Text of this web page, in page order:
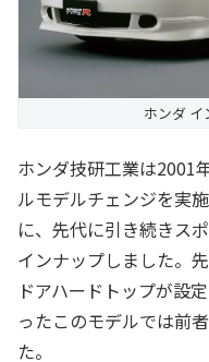
ホンダ イ
ホンダ技研工業は2001
ルモデルチェンジを実
に、先代に引き続きス
インナップしました。
ドアハードトップが設
ったこのモデルでは前
た。